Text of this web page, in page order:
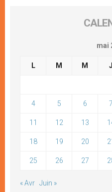
mai
L M M J
4 5 6 7
11 12 13
18 19 20
25 26 27
« Avr Juin »